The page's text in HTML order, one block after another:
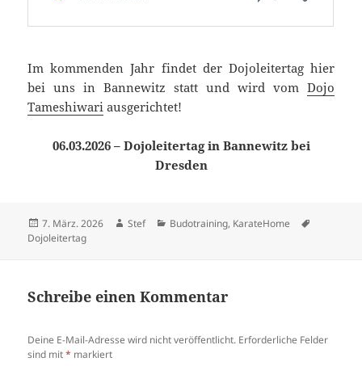
Im kommenden Jahr findet der Dojoleitertag hier
bei uns in Bannewitz statt und wird vom Dojo
Tameshiwari ausgerichtet!
06.03.2026 – Dojoleitertag in Bannewitz bei
Dresden
Veröffentlicht
am
7. März. 2026 Autor
Stef Kategorien
Budotraining, KarateHome
Dojoleitertag
Schreibe einen Kommentar
Deine E-Mail-Adresse wird nicht veröffentlicht. Erforderliche Felder
sind mit* markiert